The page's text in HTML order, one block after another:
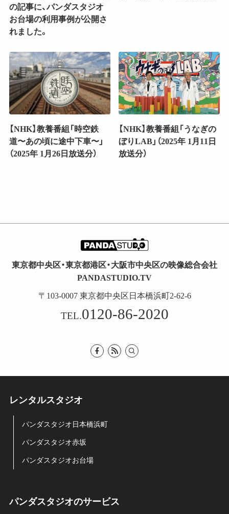
の記事に、パンダスタジオ
お台場の利用事例が公開さ
れました。
【NHK】教養番組「時空鉄
道〜あの頃に途中下車〜」
（2025年 1月26日放送分）
【NHK】教養番組「うなぎの
ぼりLAB」（2025年 1月11日
放送分）
東京都中央区・東京都港区・大阪市中央区の映像総合会社
PANDASTUDIO.TV
〒103-0007 東京都中央区日本橋浜町2-62-6
TEL.0120-86-2020
レンタルスタジオ
パンダスタジオ日本橋浜町
パンダスタジオ赤坂
パンダスタジオお台場
パンダスタジオのサービス